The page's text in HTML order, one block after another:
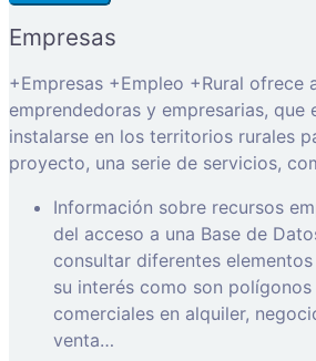
Empresas
+Empresas +Empleo +Rural ofrece
emprendedoras y empresarias, que
instalarse en los territorios rurales
proyecto, una serie de servicios,
Información sobre recursos
del acceso a una Base de
consultar diferentes
su interés como son
comerciales en alquiler,
venta…